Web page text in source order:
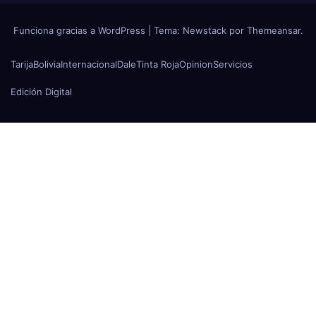
Funciona gracias a WordPress Tema: Newstackpor Themeansar.
TarijaBoliviaInternacionalDaleTinta RojaOpinionServicios
Edición Digital